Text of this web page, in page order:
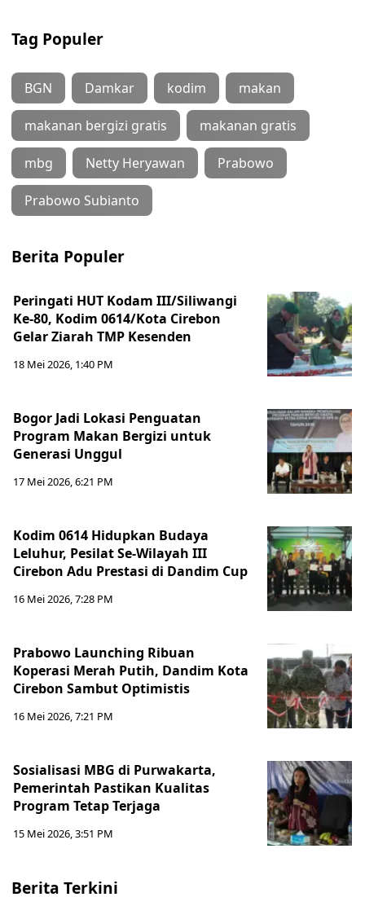
Tag Populer
BGN Damkar kodim makan
makanan bergizi gratis makanan gratis
mbg Netty Heryawan Prabowo
Prabowo Subianto
Berita Populer
Peringati HUT Kodam III/Siliwangi
Ke-80, Kodim 0614/Kota Cirebon
Gelar Ziarah TMP Kesenden
18 Mei 2026, 1:40 PM
Bogor Jadi Lokasi Penguatan
Program Makan Bergizi untuk
Generasi Unggul
17 Mei 2026, 6:21 PM
Kodim 0614 Hidupkan Budaya
Leluhur, Pesilat Se-Wilayah III
Cirebon Adu Prestasi di Dandim Cup
16 Mei 2026, 7:28 PM
Prabowo Launching Ribuan
Koperasi Merah Putih, Dandim Kota
Cirebon Sambut Optimistis
16 Mei 2026, 7:21 PM
Sosialisasi MBG di Purwakarta,
Pemerintah Pastikan Kualitas
Program Tetap Terjaga
15 Mei 2026, 3:51 PM
Berita Terkini